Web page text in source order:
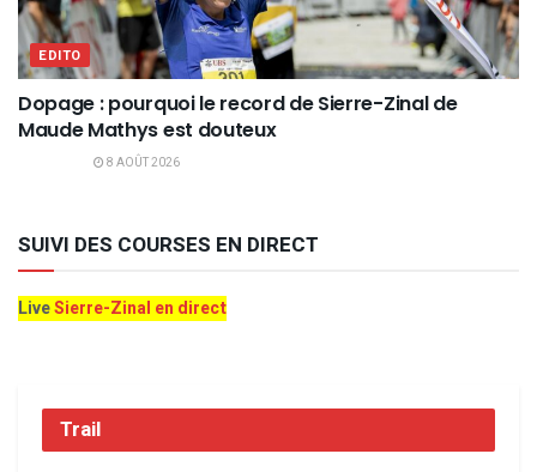
EDITO
Dopage : pourquoi le record de Sierre-Zinal de
Maude Mathys est douteux
8 AOÛT 2026
SUIVI DES COURSES EN DIRECT
LiveSierre-Zinal en direct
Trail